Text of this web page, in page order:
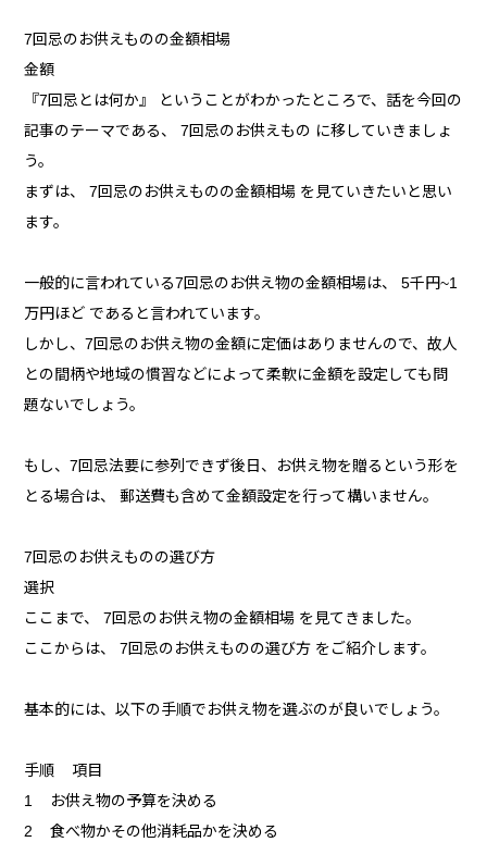
7回忌のお供えものの金額相場
金額
『7回忌とは何か』 ということがわかったところで、話を今回の
記事のテーマである、 7回忌のお供えもの に移していきましょ
う。
まずは、 7回忌のお供えものの金額相場 を見ていきたいと思い
ます。
一般的に言われている7回忌のお供え物の金額相場は、 5千円~1
万円ほど であると言われています。
しかし、7回忌のお供え物の金額に定価はありませんので、故人
との間柄や地域の慣習などによって柔軟に金額を設定しても問
題ないでしょう。
もし、7回忌法要に参列できず後日、お供え物を贈るという形を
とる場合は、 郵送費も含めて金額設定を行って構いません。
7回忌のお供えものの選び方
選択
ここまで、 7回忌のお供え物の金額相場 を見てきました。
ここからは、 7回忌のお供えものの選び方 をご紹介します。
基本的には、以下の手順でお供え物を選ぶのが良いでしょう。
手順 項目
1 お供え物の予算を決める
2 食べ物かその他消耗品かを決める